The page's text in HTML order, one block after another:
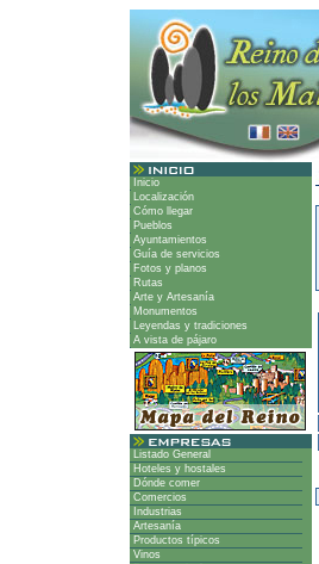
Inicio
Localización
Cómo llegar
Pueblos
Ayuntamientos
Guía de servicios
Fotos y planos
Rutas
Arte y Artesanía
Monumentos
Leyendas y tradiciones
A vista de pájaro
Listado General
Hoteles y hostales
Dónde comer
Comercios
Industrias
Artesanía
Productos típicos
Vinos